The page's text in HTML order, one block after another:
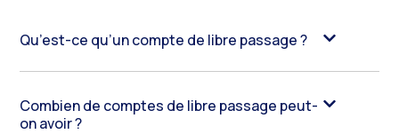
Qu’est-ce qu’un compte de libre passage ?
Combien de comptes de libre passage peut-
on avoir ?